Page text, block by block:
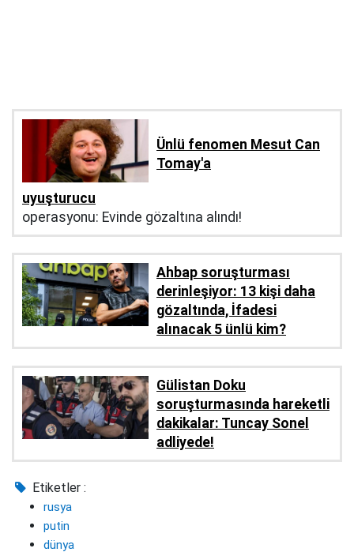
Ünlü fenomen Mesut Can
Tomay'a
uyuşturucu
operasyonu: Evinde gözaltına alındı!
Ahbap soruşturması
derinleşiyor: 13 kişi daha
gözaltında, İfadesi
alınacak 5 ünlü kim?
Gülistan Doku
soruşturmasında hareketli
dakikalar: Tuncay Sonel
adliyede!
Etiketler :
rusya
putin
dünya